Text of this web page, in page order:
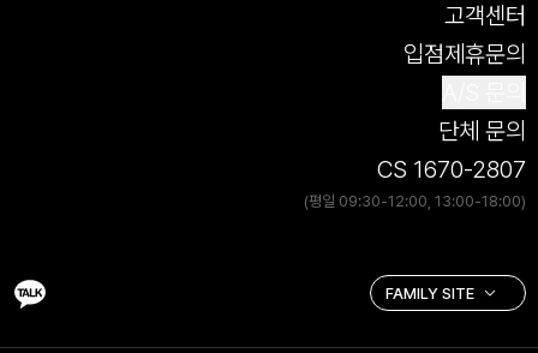
고객센터
입점제휴문의
단체 문의
CS 1670-2807
(평일 09:30-12:00, 13:00-18:00)